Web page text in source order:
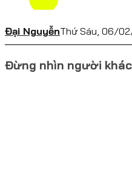
Đại NguyễnThứ Sáu, 06/
Đừng nhìn người khác